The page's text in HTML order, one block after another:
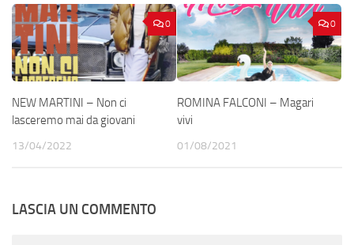
0
NEW MARTINI – Non ci
lasceremo mai da giovani
13/04/2022
0
ROMINA FALCONI – Magari
vivi
01/08/2021
LASCIA UN COMMENTO